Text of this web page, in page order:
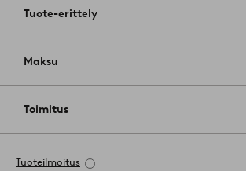
Tuote-erittely
Maksu
Toimitus
Tuoteilmoitus